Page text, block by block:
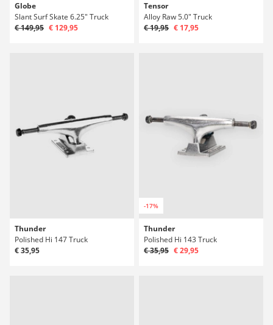
Globe
Slant Surf Skate 6.25" Truck
€ 149,95 € 129,95
Tensor
Alloy Raw 5.0" Truck
€ 19,95 € 17,95
Thunder
Polished Hi 147 Truck
€ 35,95
-17%
Thunder
Polished Hi 143 Truck
€ 35,95 € 29,95